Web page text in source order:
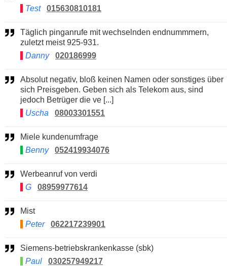
Test
015630810181
Täglich pinganrufe mit wechselnden endnummmern,
zuletzt meist 925-931.
Danny
020186999
Absolut negativ, bloß keinen Namen oder sonstiges über
sich Preisgeben. Geben sich als Telekom aus, sind
jedoch Betrüger die ve [...]
Uscha
08003301551
Miele kundenumfrage
Benny
052419934076
Werbeanruf von verdi
G
08959977614
Mist
Peter
062217239901
Siemens-betriebskrankenkasse (sbk)
Paul
030257949217